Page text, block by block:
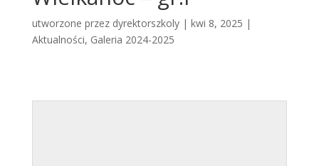
utworzone przez dyrektorszkoly| kwi 8, 2025 |
Aktualności, Galeria 2024-2025